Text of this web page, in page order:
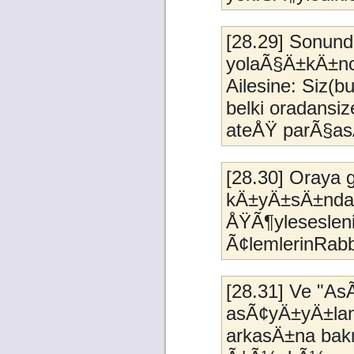
[28.29]
Ailesine:
belki
ateÅŸ
[28.30] Oraya
[28.31] Ve
arkasÄ±na